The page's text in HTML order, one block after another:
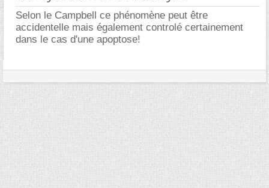
Selon le Campbell ce phénomène peut être
accidentelle mais également controlé certainement
dans le cas d'une apoptose!